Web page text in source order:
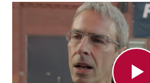
Netzdebatte
Interview:
Volker